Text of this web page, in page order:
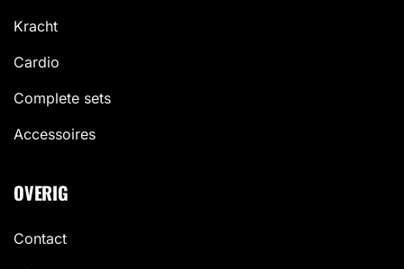
Kracht
Cardio
Complete sets
Accessoires
OVERIG
Contact